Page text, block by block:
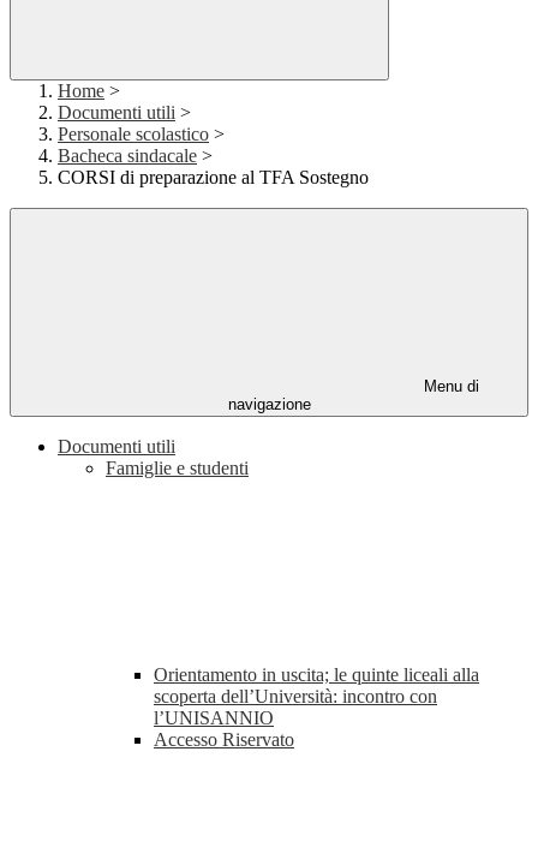
Home >
Documenti utili >
Personale scolastico >
Bacheca sindacale >
CORSI di preparazione al TFA Sostegno
Menu di
navigazione
Documenti utili
Famiglie e studenti
Orientamento in uscita; le quinte liceali alla
scoperta dell’Università: incontro con
l’UNISANNIO
Accesso Riservato